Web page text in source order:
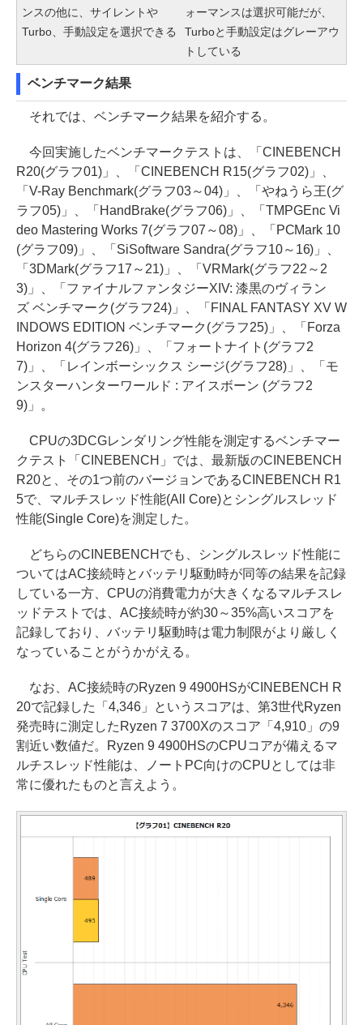
ンスの他に、サイレントや
Turbo、手動設定を選択できる
ォーマンスは選択可能だが、
Turboと手動設定はグレーアウ
トしている
ベンチマーク結果
それでは、ベンチマーク結果を紹介する。
今回実施したベンチマークテストは、「CINEBENCH
R20(グラフ01)」、「CINEBENCH R15(グラフ02)」、
「V-Ray Benchmark(グラフ03～04)」、「やねうら王(グ
ラフ05)」、「HandBrake(グラフ06)」、「TMPGEnc Vi
deo Mastering Works 7(グラフ07～08)」、「PCMark 10
(グラフ09)」、「SiSoftware Sandra(グラフ10～16)」、
「3DMark(グラフ17～21)」、「VRMark(グラフ22～2
3)」、「ファイナルファンタジーXIV: 漆黒のヴィラン
ズ ベンチマーク(グラフ24)」、「FINAL FANTASY XV W
INDOWS EDITION ベンチマーク(グラフ25)」、「Forza
Horizon 4(グラフ26)」、「フォートナイト(グラフ2
7)」、「レインボーシックス シージ(グラフ28)」、「モ
ンスターハンターワールド : アイスボーン (グラフ2
9)」。
CPUの3DCGレンダリング性能を測定するベンチマー
クテスト「CINEBENCH」では、最新版のCINEBENCH
R20と、その1つ前のバージョンであるCINEBENCH R1
5で、マルチスレッド性能(All Core)とシングルスレッド
性能(Single Core)を測定した。
どちらのCINEBENCHでも、シングルスレッド性能に
ついてはAC接続時とバッテリ駆動時が同等の結果を記録
している一方、CPUの消費電力が大きくなるマルチスレ
ッドテストでは、AC接続時が約30～35%高いスコアを
記録しており、バッテリ駆動時は電力制限がより厳しく
なっていることがうかがえる。
なお、AC接続時のRyzen 9 4900HSがCINEBENCH R
20で記録した「4,346」というスコアは、第3世代Ryzen
発売時に測定したRyzen 7 3700Xのスコア「4,910」の9
割近い数値だ。Ryzen 9 4900HSのCPUコアが備えるマ
ルチスレッド性能は、ノートPC向けのCPUとしては非
常に優れたものと言えよう。